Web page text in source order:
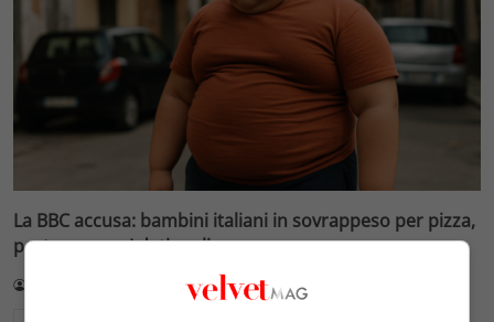
La BBC accusa: bambini italiani in sovrappeso per pizza,
pasta e pane. I dati reali
3 Agosto 2026